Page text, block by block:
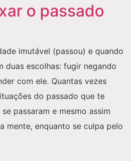
o passado
imutável (passou) e quando
duas escolhas: fugir negando
com ele. Quantas vezes
do passado que te
passaram e mesmo assim
mente, enquanto se culpa pelo